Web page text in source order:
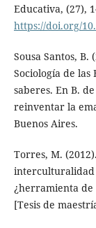
Educativa, (27),
https://doi.org/
Sousa Santos, B.
Sociología de las
saberes. En B.
reinventar la
Buenos Aires.
Torres, M.
interculturalidad
¿herramienta de
[Tesis de